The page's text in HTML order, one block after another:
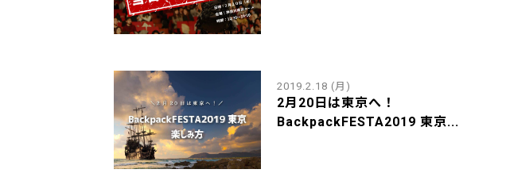
2019.2.18 (月)
2月20日は東京へ！
BackpackFESTA2019 東京...